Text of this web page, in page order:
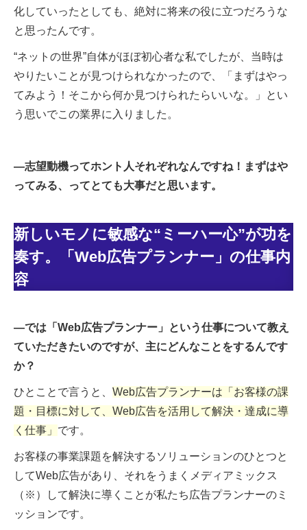
化していったとしても、絶対に将来の役に立つだろうな
と思ったんです。
“ネットの世界”自体がほぼ初心者な私でしたが、当時は
やりたいことが見つけられなかったので、「まずはやっ
てみよう！そこから何か見つけられたらいいな。」とい
う思いでこの業界に入りました。
―志望動機ってホント人それぞれなんですね！まずはや
ってみる、ってとても大事だと思います。
新しいモノに敏感な“ミーハー心”が功を
奏す。「Web広告プランナー」の仕事内
容
―では「Web広告プランナー」という仕事について教え
ていただきたいのですが、主にどんなことをするんです
か？
ひとことで言うと、 Web広告プランナーは「お客様の課
題・目標に対して、Web広告を活用して解決・達成に導
く仕事」 です。
お客様の事業課題を解決するソリューションのひとつと
してWeb広告があり、それをうまくメディアミックス
（※）して解決に導くことが私たち広告プランナーのミ
ッションです。